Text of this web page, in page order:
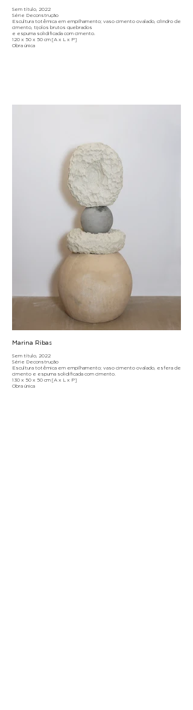
Sem título, 2022
Série Deconstrução
Escultura totêmica em empilhamento; vaso cimento ovalado, cilindro de
cimento, tijolos brutos quebrados
e espuma solidificada com cimento.
120 x 50 x 50 cm [A x L x P]
Obra única
Marina Ribas
Sem título, 2022
Série Deconstrução
Escultura totêmica em empilhamento; vaso cimento ovalado, esfera de
cimento e espuma solidificada com cimento.
130 x 50 x 50 cm [A x L x P]
Obra única